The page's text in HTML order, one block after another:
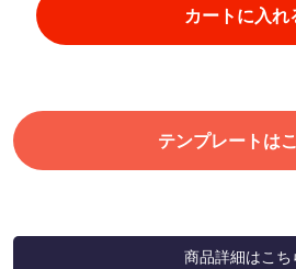
カートに入れ
テンプレートは
商品詳細はこち